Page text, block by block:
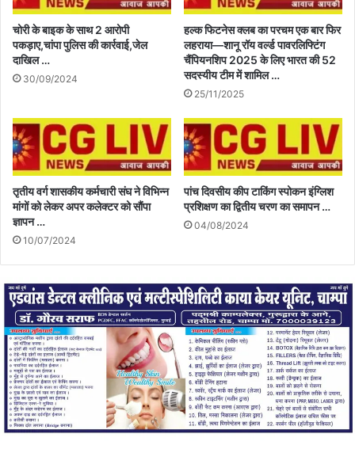
चोरी के बाइक के साथ 2 आरोपी
पकड़ाए,चांपा पुलिस की कार्रवाई,जेल
दाखिल …
30/09/2024
हल्क फिटनेस क्लब का परचम एक बार फिर
लहराया—शानू रॉय वर्ल्ड पावरलिफ्टिंग
चैंपियनशिप 2025 के लिए भारत की 52
सदस्यीय टीम में शामिल …
25/11/2025
तृतीय वर्ग शासकीय कर्मचारी संघ ने विभिन्न
मांगों को लेकर अपर कलेक्टर को सौंपा
ज्ञापन …
10/07/2024
पांच दिवसीय कीप टाकिंग स्पोकन इंग्लिश
प्रशिक्षण का द्वितीय चरण का समापन …
04/08/2024